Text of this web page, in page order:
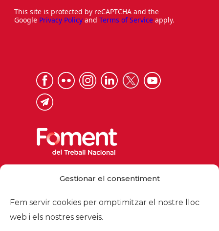
Gestionar el consentiment
Fem servir cookies per omptimitzar el nostre lloc
web i els nostres serveis.
This site is protected by reCAPTCHA and the
Google Privacy Policy and Terms of Service apply.
foment@foment.com